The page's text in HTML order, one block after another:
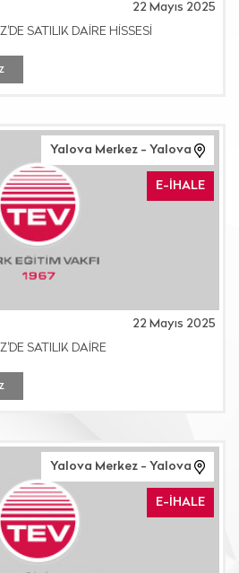
22 Mayıs 2025
SATILIK DAİRE HİSSESİ
Yalova Merkez - Yalova
E-İHALE
22 Mayıs 2025
SATILIK DAİRE
Yalova Merkez - Yalova
E-İHALE